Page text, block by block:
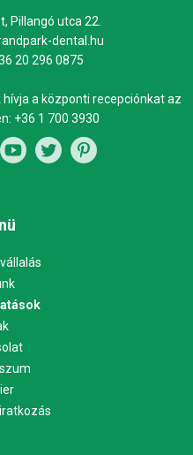
Pillangó utca 22.
dental.hu
20 296 0875
a központi recepciónkat az
+36 1 700 3930